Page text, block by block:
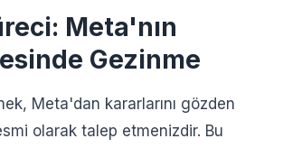
Meta'nın
Gezinme
Meta'dan kararlarını gözden
olarak talep etmenizdir. Bu